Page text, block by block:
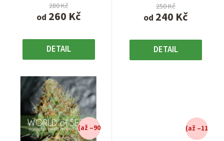
od 260 Kč
280 Kč
DETAIL
od 240 Kč
250 Kč
DETAIL
(až –90 (až –11